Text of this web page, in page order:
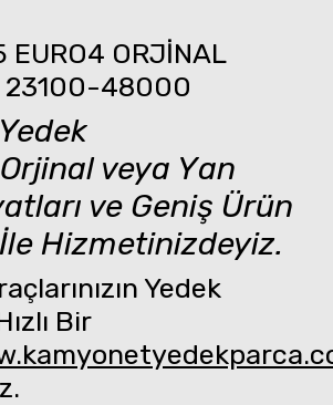
ORJİNAL
23100-48000
Orjinal veya Yan
ve Geniş Ürün
Hizmetinizdeyiz.
Yedek
Bir